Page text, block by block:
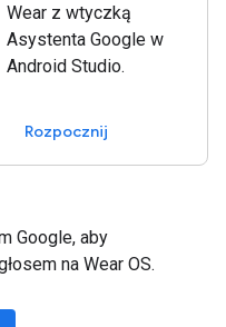
Wear z wtyczką
Asystenta Google w
Android Studio.
Rozpocznij
Google, aby
na Wear OS.